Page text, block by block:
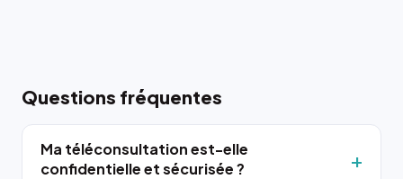
Questions fréquentes
Ma téléconsultation est-elle
confidentielle et sécurisée ?